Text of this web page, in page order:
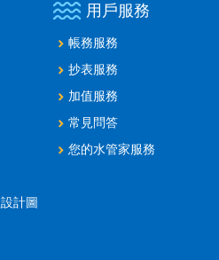
計圖
用戶服務
帳務服務
抄表服務
加值服務
常見問答
您的水管家服務